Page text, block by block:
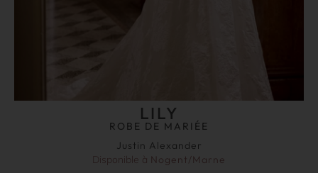
LILY
ROBE DE MARIÉE
Justin Alexander
Disponible à Nogent/Marne